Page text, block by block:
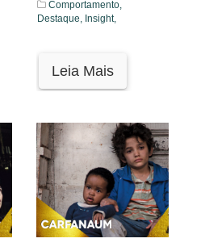
Comportamento,
Destaque, Insight,
Leia Mais